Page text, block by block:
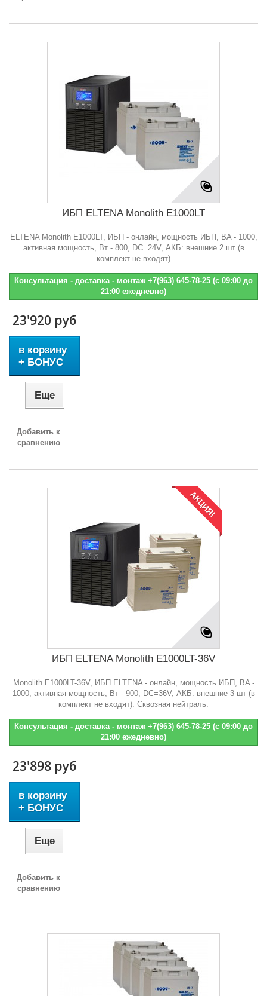
ИБП ELTENA Monolith E1000LT
ELTENA Monolith E1000LT, ИБП - онлайн, мощность ИБП, BA - 1000,
активная мощность, Bт - 800, DC=24V, АКБ: внешние 2 шт (в
комплект не входят)
Консультация - доставка - монтаж +7(963) 645-78-25 (с 09:00 до
21:00 ежедневно)
23'920 руб
в корзину
+ БОНУС
Еще
Добавить к
сравнению
АКЦИЯ!
ИБП ELTENA Monolith E1000LT-36V
Monolith E1000LT-36V, ИБП ELTENA - онлайн, мощность ИБП, BA -
1000, активная мощность, Bт - 900, DC=36V, АКБ: внешние 3 шт (в
комплект не входят). Сквозная нейтраль.
Консультация - доставка - монтаж +7(963) 645-78-25 (с 09:00 до
21:00 ежедневно)
23'898 руб
в корзину
+ БОНУС
Еще
Добавить к
сравнению